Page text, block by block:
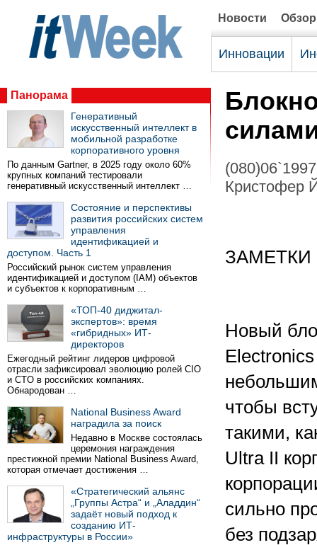
Новости
Инновации
Панорама
Генеративный
искусственный интеллект в
мобильной разработке
корпоративного уровня
По данным Gartner, в 2025 году около 60%
крупных компаний тестировали
генеративный искусственный интеллект …
Состояние и перспективы
развития российских систем
управления
идентификацией и
доступом. Часть 1
Российский рынок систем управления
идентификацией и доступом (IAM) объектов
и субъектов к корпоративным …
«ТОП-40 диджитал-
экспертов»: время
«гибридных» ИТ-
директоров
Ежегодный рейтинг лидеров цифровой
отрасли зафиксировал эволюцию ролей CIO
и CTO в российских компаниях.
Обнародован …
National Business Award
наградила за поиск
Недавно в Москве состоялась
церемония награждения
престижной премии National Business Award,
которая отмечает достижения …
«Стратегический альянс
„Группы Астра“ и „Аладдин“
задаёт новый подход к
созданию ИТ-
инфраструктуры в России»
(080)06`1997
Кристофер
ЗАМЕТКИ
Новый
чтобы
такими,
Ultra II
сильно
без